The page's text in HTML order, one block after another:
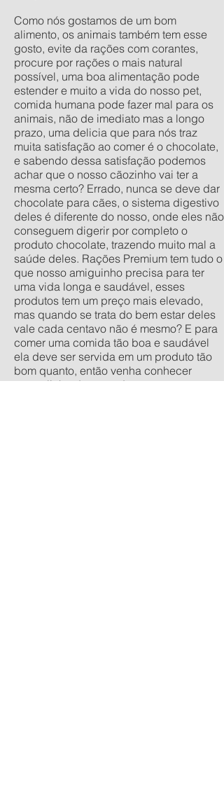
Como nós gostamos de um bom
alimento, os animais também tem esse
gosto, evite da rações com corantes,
procure por rações o mais natural
possível, uma boa alimentação pode
estender e muito a vida do nosso pet,
comida humana pode fazer mal para os
animais, não de imediato mas a longo
prazo, uma delicia que para nós traz
muita satisfação ao comer é o chocolate,
e sabendo dessa satisfação podemos
achar que o nosso cãozinho vai ter a
mesma certo? Errado, nunca se deve dar
chocolate para cães, o sistema digestivo
deles é diferente do nosso, onde eles não
conseguem digerir por completo o
produto chocolate, trazendo muito mal a
saúde deles. Rações Premium tem tudo o
que nosso amiguinho precisa para ter
uma vida longa e saudável, esses
produtos tem um preço mais elevado,
mas quando se trata do bem estar deles
vale cada centavo não é mesmo? E para
comer uma comida tão boa e saudável
ela deve ser servida em um produto tão
bom quanto, então venha conhecer
nossa linha de comedouros